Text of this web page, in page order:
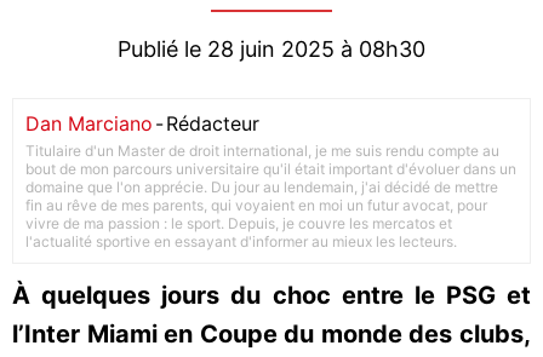
Publié le 28 juin 2025 à 08h30
Dan Marciano -Rédacteur
Titulaire d'un Master de droit international, je me suis rendu compte au
bout de mon parcours universitaire qu'il était important d'évoluer dans un
domaine que l'on apprécie. Du jour au lendemain, j'ai décidé de mettre
fin au rêve de mes parents, qui voyaient en moi un futur avocat, pour
vivre de ma passion : le sport. Depuis, je couvre les mercatos et
l'actualité sportive en essayant d'informer au mieux les lecteurs.
À quelques jours du choc entre le PSG et
l’Inter Miami en Coupe du monde des clubs,